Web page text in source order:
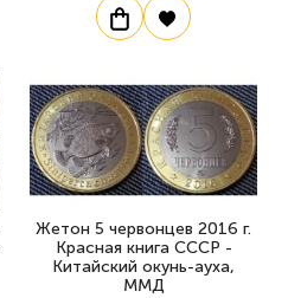
Жетон 5 червонцев 2016 г.
Красная книга СССР -
Китайский окунь-ауха,
ММД